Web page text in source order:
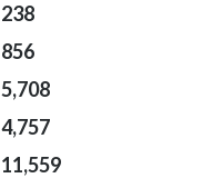
238
856
5,708
4,757
11,559